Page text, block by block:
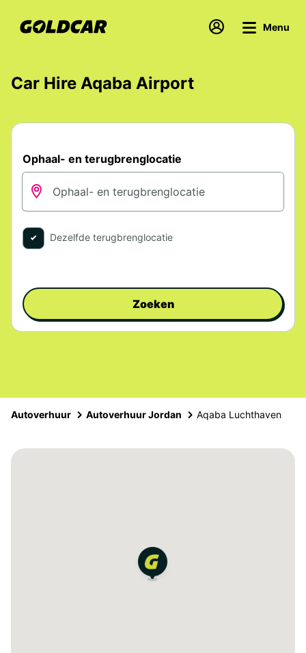
Menu
Car Hire Aqaba Airport
Ophaal- en terugbrenglocatie
Dezelfde terugbrenglocatie
Zoeken
Autoverhuur Autoverhuur Jordan Aqaba Luchthaven